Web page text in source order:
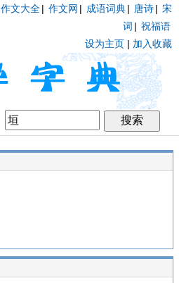
作文大全| 作文网 | 成语词典| 唐诗| 宋
词 | 祝福语
设为主页 | 加入收藏